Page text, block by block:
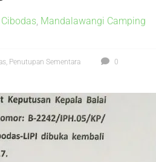
, Mandalawangi Camping
, Penutupan Sementara
0